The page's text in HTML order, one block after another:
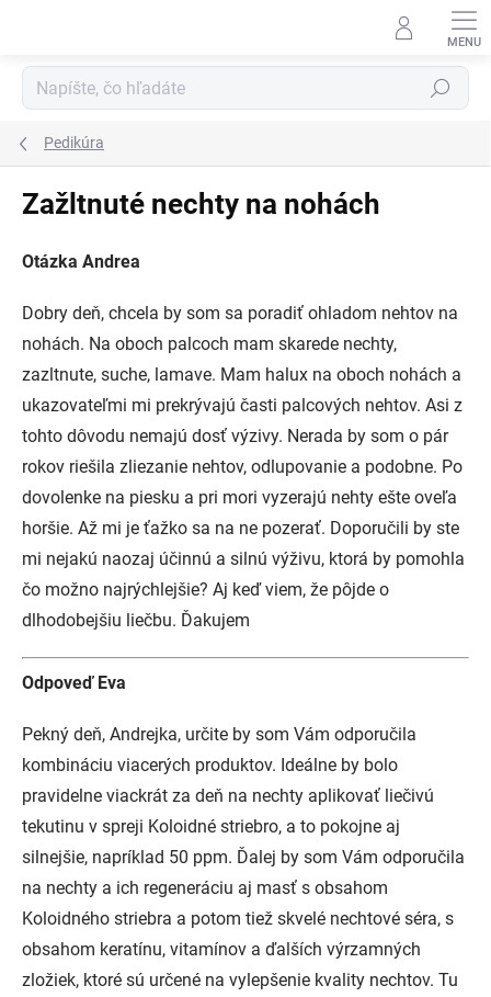
Hľadať
Pedikúra
Zažltnuté nechty na nohách
Otázka Andrea
Dobry deň, chcela by som sa poradiť ohladom nehtov na
nohách. Na oboch palcoch mam skarede nechty,
zazltnute, suche, lamave. Mam halux na oboch nohách a
ukazovateľmi mi prekrývajú časti palcových nehtov. Asi z
tohto dôvodu nemajú dosť výzivy. Nerada by som o pár
rokov riešila zliezanie nehtov, odlupovanie a podobne. Po
dovolenke na piesku a pri mori vyzerajú nehty ešte oveľa
horšie. Až mi je ťažko sa na ne pozerať. Doporučili by ste
mi nejakú naozaj účinnú a silnú výživu, ktorá by pomohla
čo možno najrýchlejšie? Aj keď viem, že pôjde o
dlhodobejšiu liečbu. Ďakujem
Odpoveď Eva
Pekný deň, Andrejka, určite by som Vám odporučila
kombináciu viacerých produktov. Ideálne by bolo
pravidelne viackrát za deň na nechty aplikovať liečivú
tekutinu v spreji Koloidné striebro, a to pokojne aj
silnejšie, napríklad 50 ppm. Ďalej by som Vám odporučila
na nechty a ich regeneráciu aj masť s obsahom
Koloidného striebra a potom tiež skvelé nechtové séra, s
obsahom keratínu, vitamínov a ďalších výrzamných
zložiek, ktoré sú určené na vylepšenie kvality nechtov. Tu